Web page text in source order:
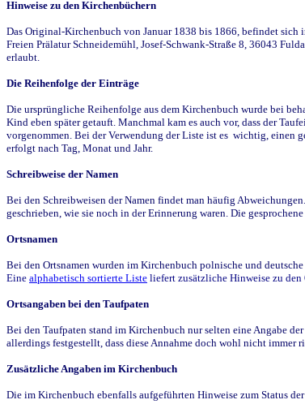
Hinweise zu den Kirchenbüchern
Das Original-Kirchenbuch von Januar 1838 bis 1866, befindet
Freien Prälatur Schneidemühl, Josef-Schwank-Straße 8, 36043
erlaubt.
Die Reihenfolge der Einträge
Die ursprüngliche Reihenfolge aus dem Kirchenbuch wurde bei
Kind eben später getauft. Manchmal kam es auch vor, dass der
vorgenommen. Bei der Verwendung der Liste ist es wichtig, einen
erfolgt nach Tag, Monat und Jahr.
Schreibweise der Namen
Bei den Schreibweisen der Namen findet man häufig
geschrieben, wie sie noch in der Erinnerung waren. Die
Ortsnamen
Bei den Ortsnamen wurden im Kirchenbuch polnische und
Eine alphabetisch sortierte Liste liefert zusätzliche Hinweise zu den
Ortsangaben bei den Taufpaten
Bei den Taufpaten stand im Kirchenbuch nur selten eine Angabe
allerdings festgestellt, dass diese Annahme doch wohl nicht immer
Zusätzliche Angaben im Kirchenbuch
Die im Kirchenbuch ebenfalls aufgeführten Hinweise zum Status